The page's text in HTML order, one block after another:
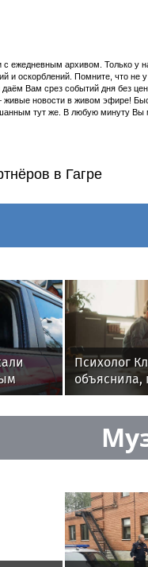
ежедневным архивом. Только у
и оскорблений. Помните, что не
Вам срез событий дня без
новости в живом эфире!
тут же. В любую минуту Вы
в Гагре
Психолог
объяснила,
часто
ребенка